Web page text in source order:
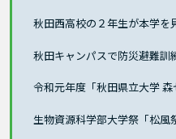
秋田西高校の２年生が本学を
秋田キャンパスで防災避難訓
令和元年度「秋田県立大学
生物資源科学部大学祭「松風